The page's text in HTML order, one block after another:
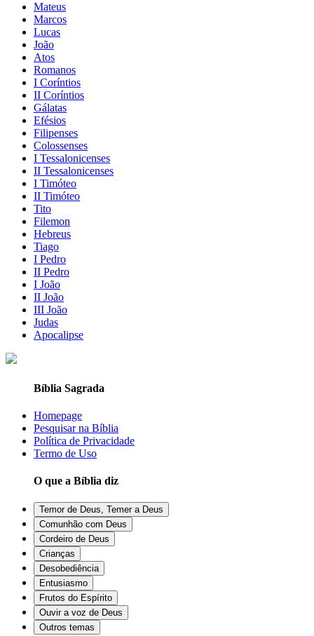
Mateus
Marcos
Lucas
João
Atos
Romanos
I Coríntios
II Coríntios
Gálatas
Efésios
Filipenses
Colossenses
I Tessalonicenses
II Tessalonicenses
I Timóteo
II Timóteo
Tito
Filemon
Hebreus
Tiago
I Pedro
II Pedro
I João
II João
III João
Judas
Apocalipse
Bíblia Sagrada
Homepage
Pesquisar na Bíblia
Política de Privacidade
Termo de Uso
O que a Bíblia diz
Temor de Deus, Temer a Deus
Comunhão com Deus
Cordeiro de Deus
Crianças
Desobediência
Entusiasmo
Frutos do Espírito
Ouvir a voz de Deus
Outros temas